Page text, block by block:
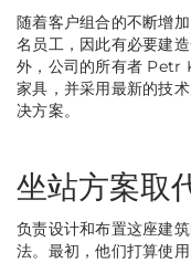
随着客户组合的不断增
名员工，因此有必要建
外，公司的所有者 Petr
家具，并采用最新的技
决方案。
坐站方案取
负责设计和布置这座建
法。最初，他们打算使